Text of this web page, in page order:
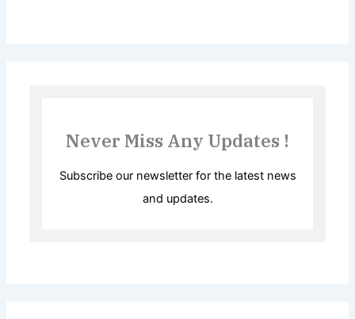
Never Miss Any Updates !
Subscribe our newsletter for the latest news
and updates.